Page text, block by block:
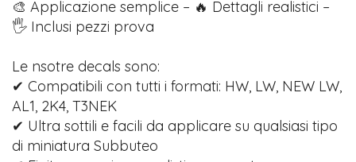
🎨 Applicazione semplice – 🔥 Dettagli realistici –
🖐️ Inclusi pezzi prova
Le nsotre decals sono:
✔ Compatibili con tutti i formati: HW, LW, NEW LW,
AL1, 2K4, T3NEK
✔ Ultra sottili e facili da applicare su qualsiasi tipo
di miniatura Subbuteo